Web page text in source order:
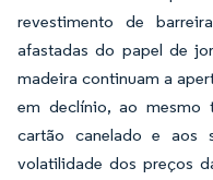
revestimento de
afastadas do papel de
madeira continuam a
em declínio, ao mesmo
cartão canelado e aos
volatilidade dos preços